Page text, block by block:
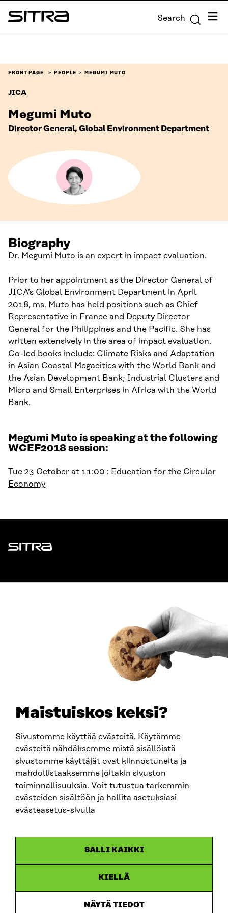
Maistuiskos keksi?
Sivustomme käyttää evästeitä. Käytämme
evästeitä nähdäksemme mistä sisällöistä
sivustomme käyttäjät ovat kiinnostuneita ja
mahdollistaaksemme joitakin sivuston
toiminnallisuuksia. Voit tutustua tarkemmin
evästeiden sisältöön ja hallita asetuksiasi
evästeasetus-sivulla
SALLI KAIKKI
KIELLÄ
NÄYTÄ TIEDOT
Skip to
content
Sitra Search Menu
FRONT PAGE PEOPLE MEGUMI MUTO
JICA
Megumi Muto
Director General, Global Environment Department
Biography
Dr. Megumi Muto is an expert in impact evaluation.
Prior to her appointment as the Director General of
JICA’s Global Environment Department in April
2018, ms. Muto has held positions such as Chief
Representative in France and Deputy Director
General for the Philippines and the Pacific. She has
written extensively in the area of impact evaluation.
Co-led books include: Climate Risks and Adaptation
in Asian Coastal Megacities with the World Bank and
the Asian Development Bank; Industrial Clusters and
Micro and Small Enterprises in Africa with the World
Bank.
Megumi Muto is speaking at the following
WCEF2018 session:
Tue 23 October at 11:00 : Education for the Circular
Economy
Sitra
firstname.lastname@sitra.fi
SITRA ON SOCIAL MEDIA
LinkedIn
Instagram